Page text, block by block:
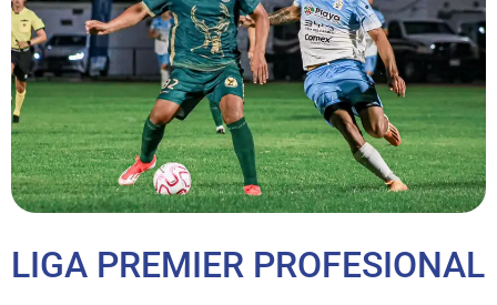
LIGA PREMIER PROFESIONAL